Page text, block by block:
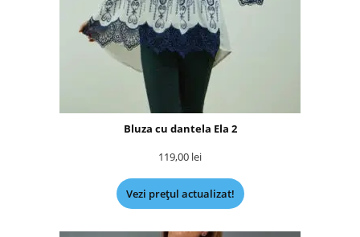
Bluza cu dantela Ela 2
119,00 lei
Vezi prețul actualizat!